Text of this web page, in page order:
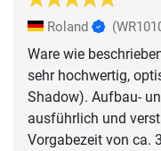
Roland
Ware wie
sehr hochwertig,
Shadow). Aufbau-
ausführlich und
Vorgabezeit von ca.